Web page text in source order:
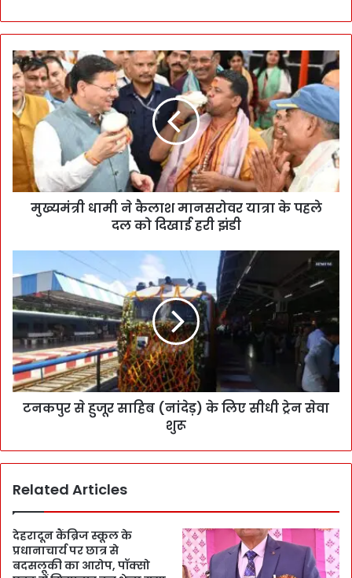
मुख्यमंत्री धामी ने कैलाश मानसरोवर यात्रा के पहले
दल को दिखाई हरी झंडी
टनकपुर से हुजूर साहिब (नांदेड़) के लिए सीधी ट्रेन सेवा
शुरू
Related Articles
देहरादून कैंब्रिज स्कूल के
प्रधानाचार्य पर छात्र से
बदसलूकी का आरोप, पॉक्सो